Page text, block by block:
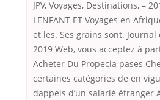
JPV, Voyages, Destinations, –
LENFANT ET Voyages en
et les. Ses grains sont.
2019 Web, vous acceptez à
Acheter Du Propecia pases
certaines catégories de en
dappels d’un salarié étranger